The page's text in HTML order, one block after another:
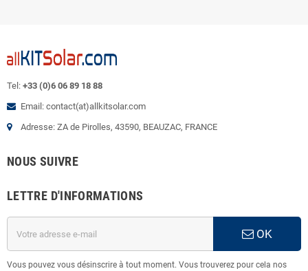
Tel: +33 (0)6 06 89 18 88
Email: contact(at)allkitsolar.com
Adresse: ZA de Pirolles, 43590, BEAUZAC, FRANCE
NOUS SUIVRE
LETTRE D'INFORMATIONS
OK
Vous pouvez vous désinscrire à tout moment. Vous trouverez pour cela nos